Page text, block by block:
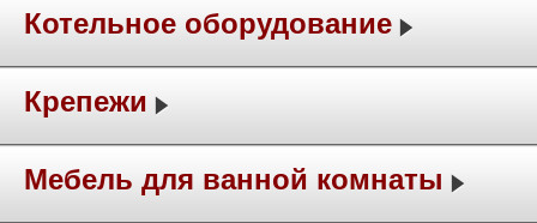
Котельное оборудование
Крепежи
Мебель для ванной комнаты